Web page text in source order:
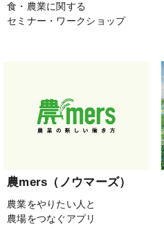
食・農業に関する
セミナー・ワークショップ
農mers（ノウマーズ）
農業をやりたい人と
農場をつなぐアプリ